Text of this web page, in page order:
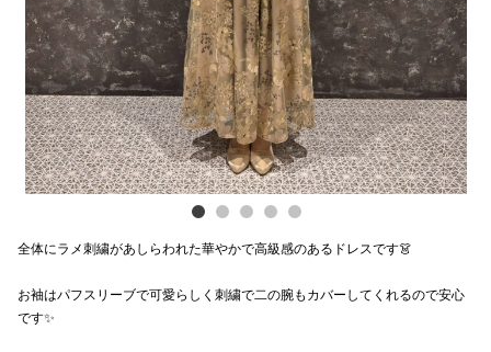
全体にラメ刺繍があしらわれた華やかで高級感のあるドレスです👗
お袖はパフスリーブで可愛らしく刺繍で二の腕もカバーしてくれるので安心
です✨️
スタッ
電話で
公式SNS
お問い合わせ